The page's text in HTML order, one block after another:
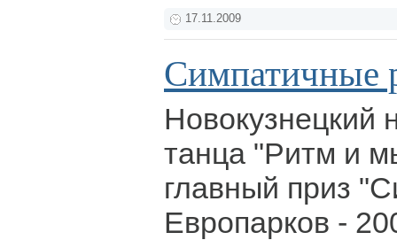
17.11.2009
Симпатичные
Новокузнецкий
танца "Ритм и
главный приз
Европарков -